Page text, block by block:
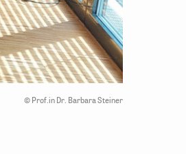
© Prof.in Dr. Barbara Steiner